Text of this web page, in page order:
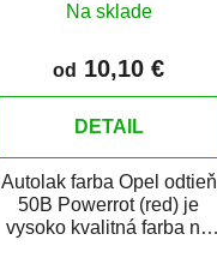
Na sklade
od 10,10 €
DETAIL
Autolak farba Opel odtieň
50B Powerrot (red) je
vysoko kvalitná farba na